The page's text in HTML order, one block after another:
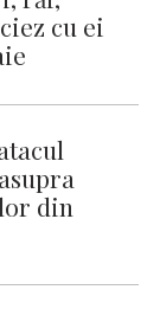
cu ei
din